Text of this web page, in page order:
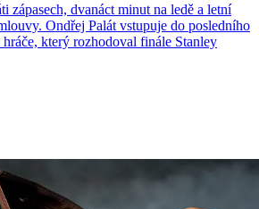
zápasech, dvanáct minut na ledě a letní
Ondřej Palát vstupuje do posledního
který rozhodoval finále Stanley